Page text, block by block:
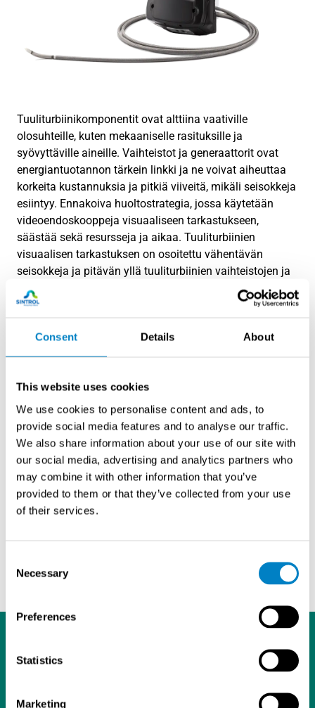
Consent Details About
This website uses cookies
We use cookies to personalise content and ads, to
provide social media features and to analyse our traffic.
We also share information about your use of our site with
our social media, advertising and analytics partners who
may combine it with other information that you’ve
provided to them or that they’ve collected from your use
of their services.
Selection
Necessary
Preferences
Statistics
Marketing
Tuuliturbiinikomponentit ovat alttiina vaativille
olosuhteille, kuten mekaaniselle rasituksille ja
syövyttäville aineille. Vaihteistot ja generaattorit ovat
energiantuotannon tärkein linkki ja ne voivat aiheuttaa
korkeita kustannuksia ja pitkiä viiveitä, mikäli seisokkeja
esiintyy. Ennakoiva huoltostrategia, jossa käytetään
videoendoskooppeja visuaaliseen tarkastukseen,
säästää sekä resursseja ja aikaa. Tuuliturbiinien
visuaalisen tarkastuksen on osoitettu vähentävän
seisokkeja ja pitävän yllä tuuliturbiinien vaihteistojen ja
generaattoreiden korkeaa suorituskykyä.
erinomainen kuvanlaatu ja ergonomia.
W -videoskooppisisältää ominaisuuksia, jotka on
suunniteltu erityisesti tuulivoimalan tarkastukseen:
Optiikka, joka on suunniteltu tuulivoimalan
vaihteiston tarkastuksiin
4 mm:n kärki sopii ahtaisiin tiloihin
Suljettu, öljyä poistava katselupää, joka näyttää
selkeämmin öljyisissä ympäristöissä